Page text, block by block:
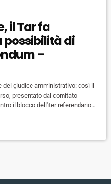
il Tar fa
possibilità di
–
del giudice amministrativo: così il
presentato dal comitato
il blocco dell'iter referendario
In particolare il ricorso era stato
sindaco Dario Nardella del 31